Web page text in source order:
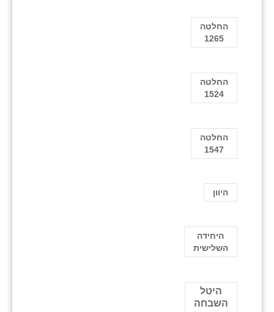
החלטה
1265
החלטה
1524
החלטה
1547
היוון
היחידה
השלישית
היטל
השבחה